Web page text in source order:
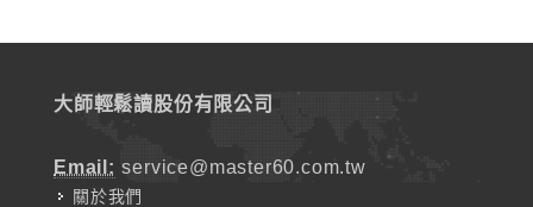
大師輕鬆讀股份有限公司
Email: service@master60.com.tw
關於我們